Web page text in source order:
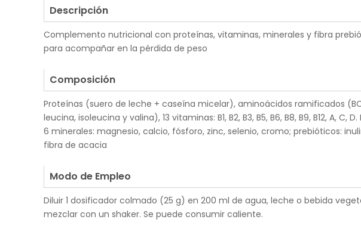
Descripción
Complemento nutricional con proteínas, vitaminas, minerales y fibra
para acompañar en la pérdida de peso
Composición
Proteínas (suero de leche + caseína micelar), aminoácidos ramificados
leucina, isoleucina y valina), 13 vitaminas: B1, B2, B3, B5, B6, B8, B9, B12, A, C, D.
6 minerales: magnesio, calcio, fósforo, zinc, selenio, cromo; prebióticos:
fibra de acacia
Modo de Empleo
Diluir 1 dosificador colmado (25 g) en 200 ml de agua, leche o bebida
mezclar con un shaker. Se puede consumir caliente.